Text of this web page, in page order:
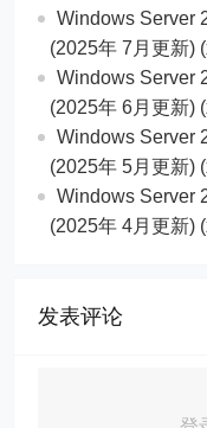
Windows Server
(2025年 7月更新)
Windows Server
(2025年 6月更新)
Windows Server
(2025年 5月更新)
Windows Server
(2025年 4月更新)
发表评论